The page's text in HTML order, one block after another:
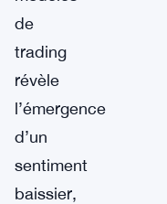
de
trading
révèle
l’émergence
d’un
sentiment
baissier,